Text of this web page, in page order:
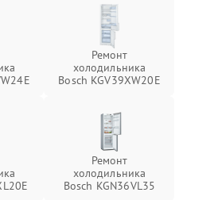
Ремонт
холодильника
Bosch KGV39XW20E
Ремонт
холодильника
Bosch KGN36VL35